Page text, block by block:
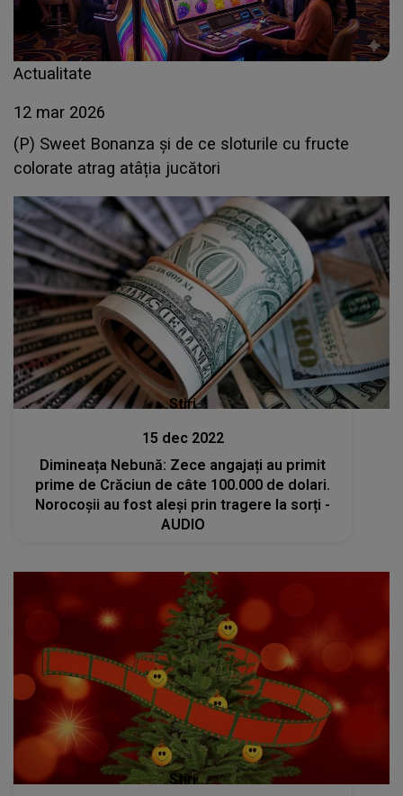
Actualitate
12 mar 2026
(P) Sweet Bonanza și de ce sloturile cu fructe
colorate atrag atâția jucători
Stiri
15 dec 2022
Dimineața Nebună: Zece angajați au primit
prime de Crăciun de câte 100.000 de dolari.
Norocoșii au fost aleși prin tragere la sorți -
AUDIO
Stiri